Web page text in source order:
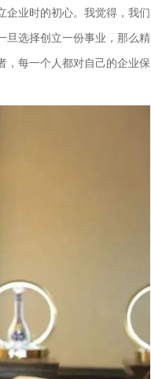
企业时的初心。我觉得，我们
旦选择创立一份事业，那么精
，每一个人都对自己的企业保